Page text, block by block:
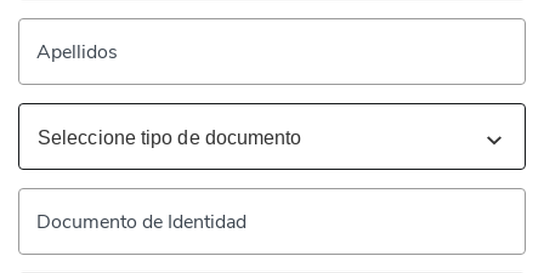
Apellidos
Documento de Identidad